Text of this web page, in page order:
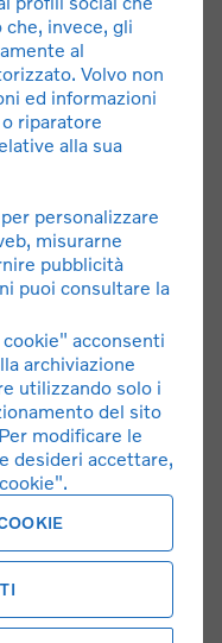
Bandecchi
VOLVO
SERVICE &
CHAMPION
invece, gli
al
Volvo non
ed informazioni
riparatore
alla sua
personalizzare
misurarne
pubblicità
puoi consultare la
acconsenti
archiviazione
utilizzando solo i
del sito
modificare le
desideri accettare,